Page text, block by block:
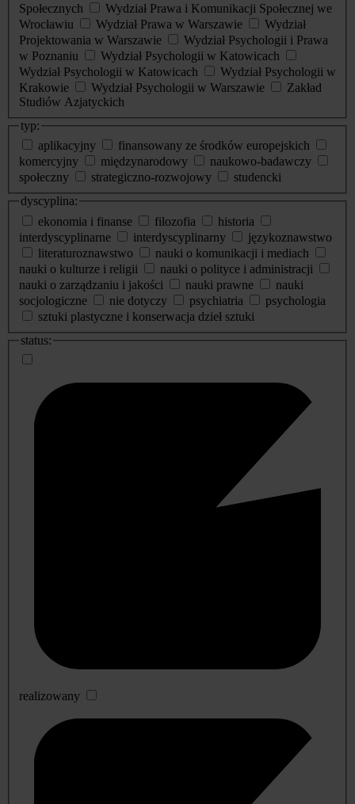
Społecznych
Wydział Prawa i Komunikacji Społecznej we
Wrocławiu
Wydział Prawa w Warszawie
Wydział
Projektowania w Warszawie
Wydział Psychologii i Prawa
w Poznaniu
Wydział Psychologii w Katowicach
Wydział Psychologii w Katowicach
Wydział Psychologii w
Krakowie
Wydział Psychologii w Warszawie
Zakład
Studiów Azjatyckich
typ:
aplikacyjny
finansowany ze środków europejskich
komercyjny
międzynarodowy
naukowo-badawczy
społeczny
strategiczno-rozwojowy
studencki
dyscyplina:
ekonomia i finanse
filozofia
historia
interdyscyplinarne
interdyscyplinarny
językoznawstwo
literaturoznawstwo
nauki o komunikacji i mediach
nauki o kulturze i religii
nauki o polityce i administracji
nauki o zarządzaniu i jakości
nauki prawne
nauki
socjologiczne
nie dotyczy psychiatria
psychologia
sztuki plastyczne i konserwacja dzieł sztuki
status:
realizowany